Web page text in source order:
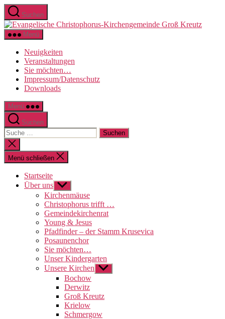
Direkt
zum
Inhalt
wechseln
Suchen
Menü
Neuigkeiten
Veranstaltungen
Sie möchten…
Impressum/Datenschutz
Downloads
Menü
Suchen
Suche
nach:
Suche
schließen
Menü schließen
Startseite
Über uns Untermenü
anzeigen
Kirchenmäuse
Christophorus trifft …
Gemeindekirchenrat
Young & Jesus
Pfadfinder – der Stamm Krusevica
Posaunenchor
Sie möchten…
Unser Kindergarten
Unsere Kirchen Untermenü
anzeigen
Bochow
Derwitz
Groß Kreutz
Krielow
Schmergow